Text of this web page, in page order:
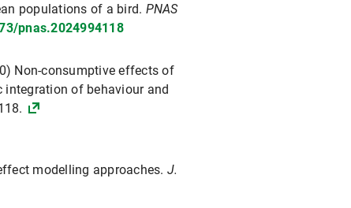
populations of a bird. PNAS
pnas.2024994118
Non-consumptive effects of
integration of behaviour and
modelling approaches. J.